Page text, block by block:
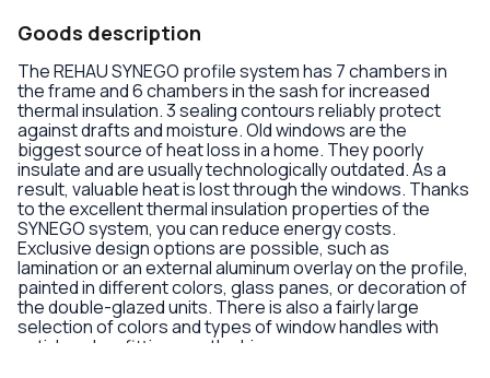
Goods description
The REHAU SYNEGO profile system has 7 chambers in
the frame and 6 chambers in the sash for increased
thermal insulation. 3 sealing contours reliably protect
against drafts and moisture. Old windows are the
biggest source of heat loss in a home. They poorly
insulate and are usually technologically outdated. As a
result, valuable heat is lost through the windows. Thanks
to the excellent thermal insulation properties of the
SYNEGO system, you can reduce energy costs.
Exclusive design options are possible, such as
lamination or an external aluminum overlay on the profile,
painted in different colors, glass panes, or decoration of
the double-glazed units. There is also a fairly large
selection of colors and types of window handles with
anti-burglary fittings on the hinges.